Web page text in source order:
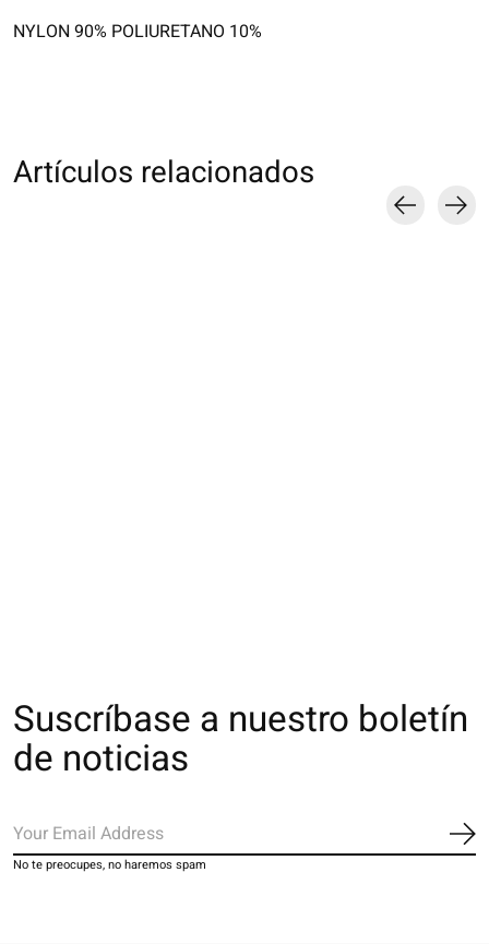
NYLON 90% POLIURETANO 10%
Artículos relacionados
Suscríbase a nuestro boletín
de noticias
No te preocupes, no haremos spam